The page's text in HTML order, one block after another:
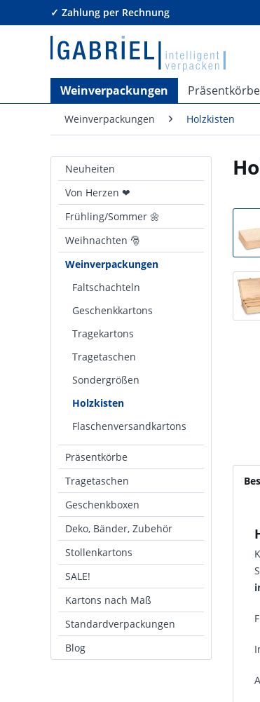
✓ Zahlung per Rechnung
Weinverpackungen Präsentkörbe
Weinverpackungen Holzkisten
Neuheiten
Von Herzen ❤
Frühling/Sommer 🌼
Weihnachten 🎅
Weinverpackungen
Faltschachteln
Geschenkkartons
Tragekartons
Tragetaschen
Sondergrößen
Holzkisten
Flaschenversandkartons
Präsentkörbe
Tragetaschen
Geschenkboxen
Deko, Bänder, Zubehör
Stollenkartons
SALE!
Kartons nach Maß
Standardverpackungen
Blog